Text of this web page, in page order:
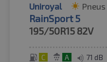
Uniroyal
RainSport 5
195/50R15 82V
C A 71 dB